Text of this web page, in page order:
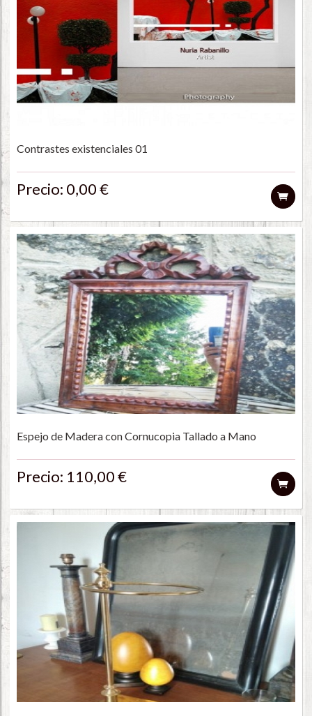
Contrastes existenciales 01
Precio: 0,00 €
Espejo de Madera con Cornucopia Tallado a Mano
Precio: 110,00 €